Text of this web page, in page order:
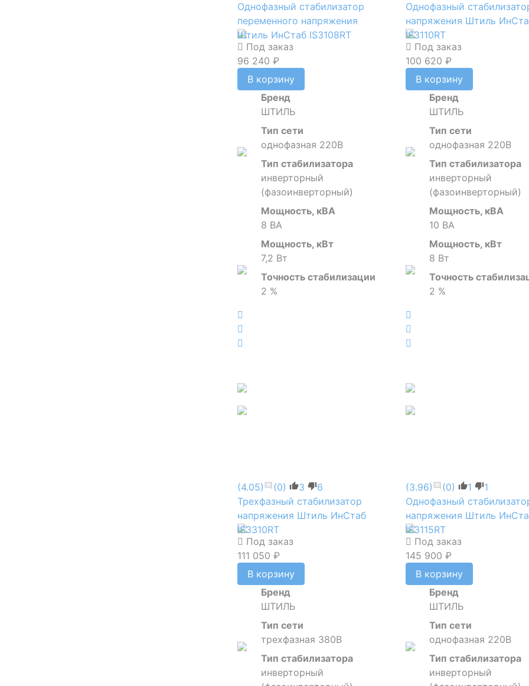
Однофазный стабилизатор
переменного напряжения
Штиль ИнСтаб IS3108RT
Под заказ
96 240 ₽
В корзину
Бренд
ШТИЛЬ
Тип сети
однофазная 220В
Тип стабилизатора
инверторный
(фазоинверторный)
Мощность, кВА
8 ВА
Мощность, кВт
7,2 Вт
Точность стабилизации
2 %
Однофазный
напряжения Штиль
IS3110RT
Под заказ
100 620 ₽
В корзину
Бренд
ШТИЛЬ
Тип сети
однофазная 220В
Тип стабилизатора
инверторный
(фазоинверторный)
Мощность, кВА
10 ВА
Мощность, кВт
8 Вт
Точность
2 %
(4.05) (0) 3
6
Трехфазный стабилизатор
напряжения Штиль ИнСтаб
IS3310RT
Под заказ
111 050 ₽
В корзину
Бренд
ШТИЛЬ
Тип сети
трехфазная 380В
Тип стабилизатора
инверторный
(3.96) (0) 1
1
Однофазный
напряжения Штиль
IS3115RT
Под заказ
145 900 ₽
В корзину
Бренд
ШТИЛЬ
Тип сети
однофазная 220В
Тип стабилизатора
инверторный